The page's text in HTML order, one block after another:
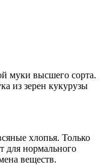
муки высшего сорта.
из зерен кукурузы
хлопья. Только
для нормального
веществ.